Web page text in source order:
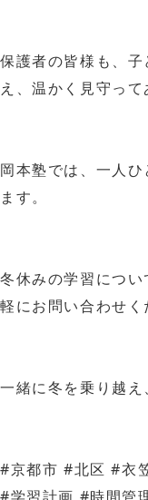
保護者の皆様も、
え、温かく見守って
岡本塾では、一人
ます。
冬休みの学習につ
軽にお問い合わせく
一緒に冬を乗り越え
#京都市 #北区 #衣